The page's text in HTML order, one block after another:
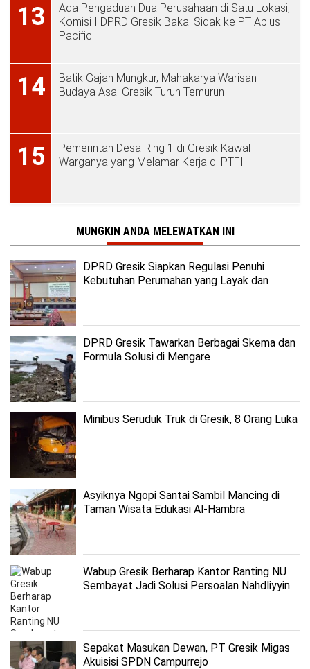
13
Ada Pengaduan Dua Perusahaan di Satu Lokasi,
Komisi I DPRD Gresik Bakal Sidak ke PT Aplus
Pacific
14
Batik Gajah Mungkur, Mahakarya Warisan
Budaya Asal Gresik Turun Temurun
15
Pemerintah Desa Ring 1 di Gresik Kawal
Warganya yang Melamar Kerja di PTFI
MUNGKIN ANDA MELEWATKAN INI
DPRD Gresik Siapkan Regulasi Penuhi
Kebutuhan Perumahan yang Layak dan
DPRD Gresik Tawarkan Berbagai Skema dan
Formula Solusi di Mengare
Minibus Seruduk Truk di Gresik, 8 Orang Luka
Asyiknya Ngopi Santai Sambil Mancing di
Taman Wisata Edukasi Al-Hambra
Wabup Gresik Berharap Kantor Ranting NU
Sembayat Jadi Solusi Persoalan Nahdliyyin
Sepakat Masukan Dewan, PT Gresik Migas
Akuisisi SPDN Campurrejo